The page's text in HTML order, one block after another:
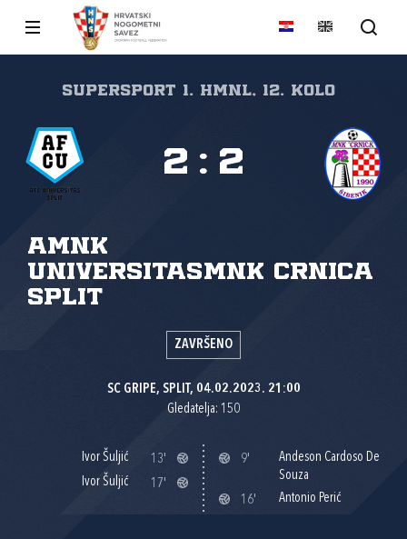
SuperSport 1. HMNL, 12. kolo
AMNK
Universitas
Split
MNK Crnica
2 : 2
ZAVRŠENO
SC GRIPE, SPLIT, 04.02.2023. 21:00
Gledatelja: 150
Ivor Šuljić
13'
Ivor Šuljić
17'
9'
Andeson Cardoso De
Souza
16'
Antonio Perić